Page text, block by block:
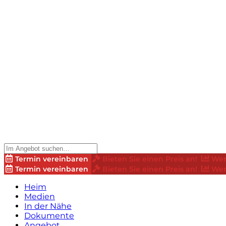
Termin vereinbaren Bieten Sie einen Preis an!
Termin vereinbaren
Bieten Sie einen Preis an!
Heim
Medien
In der Nähe
Dokumente